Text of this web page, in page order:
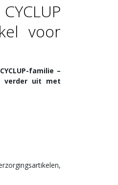
voor
familie –
verder uit met